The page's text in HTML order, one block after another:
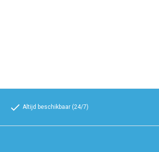
check Altijd beschikbaar (24/7)